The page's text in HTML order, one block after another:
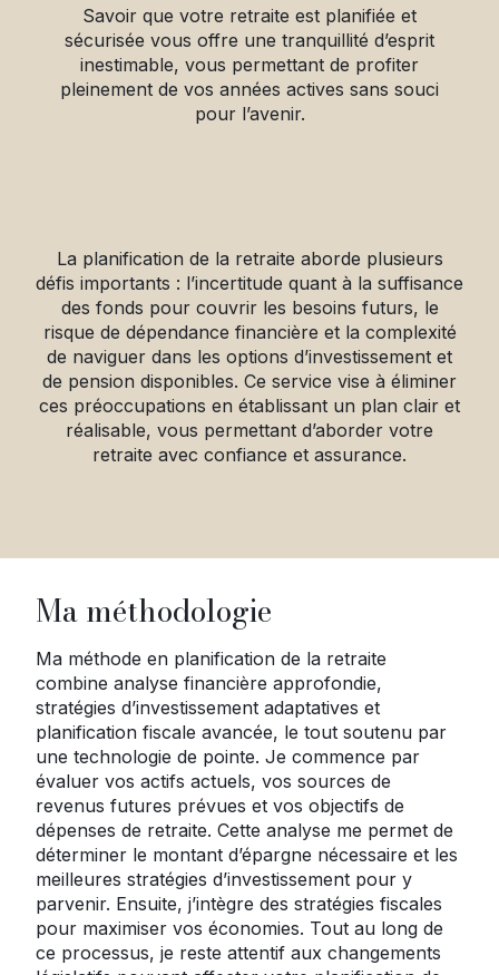
Savoir que votre retraite est planifiée et
sécurisée vous offre une tranquillité d’esprit
inestimable, vous permettant de profiter
pleinement de vos années actives sans souci
pour l’avenir.
La planification de la retraite aborde plusieurs
défis importants : l’incertitude quant à la suffisance
des fonds pour couvrir les besoins futurs, le
risque de dépendance financière et la complexité
de naviguer dans les options d’investissement et
de pension disponibles. Ce service vise à éliminer
ces préoccupations en établissant un plan clair et
réalisable, vous permettant d’aborder votre
retraite avec confiance et assurance.
Ma méthodologie
Ma méthode en planification de la retraite
combine analyse financière approfondie,
stratégies d’investissement adaptatives et
planification fiscale avancée, le tout soutenu par
une technologie de pointe. Je commence par
évaluer vos actifs actuels, vos sources de
revenus futures prévues et vos objectifs de
dépenses de retraite. Cette analyse me permet de
déterminer le montant d’épargne nécessaire et les
meilleures stratégies d’investissement pour y
parvenir. Ensuite, j’intègre des stratégies fiscales
pour maximiser vos économies. Tout au long de
ce processus, je reste attentif aux changements